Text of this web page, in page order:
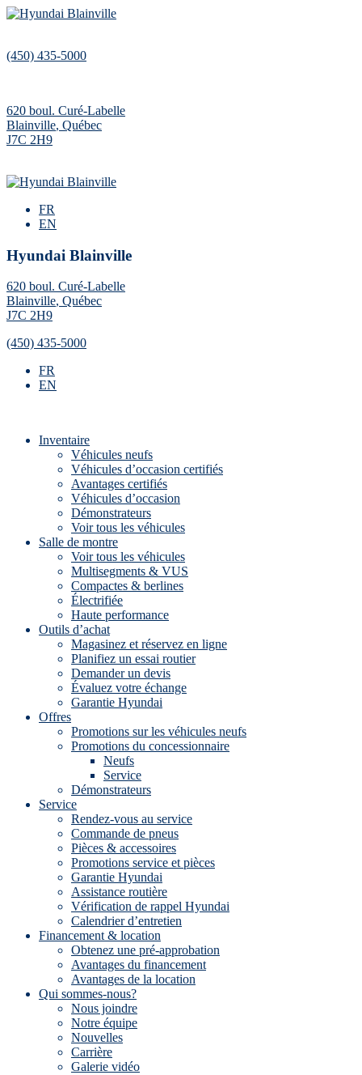
(450) 435-5000
620 boul. Curé-Labelle
Blainville, Québec
J7C 2H9
FR
EN
Hyundai Blainville
620 boul. Curé-Labelle
Blainville, Québec
J7C 2H9
(450) 435-5000
FR
EN
Inventaire
Véhicules neufs
Véhicules d’occasion certifiés
Avantages certifiés
Véhicules d’occasion
Démonstrateurs
Voir tous les véhicules
Salle de montre
Voir tous les véhicules
Multisegments & VUS
Compactes & berlines
Électrifiée
Haute performance
Outils d’achat
Magasinez et réservez en ligne
Planifiez un essai routier
Demander un devis
Évaluez votre échange
Garantie Hyundai
Offres
Promotions sur les véhicules neufs
Promotions du concessionnaire
Neufs
Service
Démonstrateurs
Service
Rendez-vous au service
Commande de pneus
Pièces & accessoires
Promotions service et pièces
Garantie Hyundai
Assistance routière
Vérification de rappel Hyundai
Calendrier d’entretien
Financement & location
Obtenez une pré-approbation
Avantages du financement
Avantages de la location
Qui sommes-nous?
Nous joindre
Notre équipe
Nouvelles
Carrière
Galerie vidéo